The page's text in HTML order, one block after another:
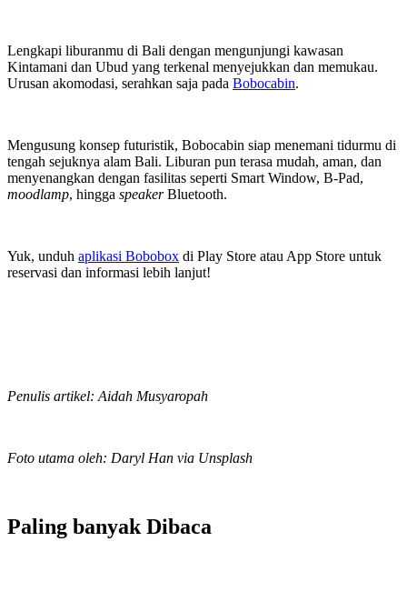
Lengkapi liburanmu di Bali dengan mengunjungi kawasan
Kintamani dan Ubud yang terkenal menyejukkan dan memukau.
Urusan akomodasi, serahkan saja pada Bobocabin.
Mengusung konsep futuristik, Bobocabin siap menemani tidurmu di
tengah sejuknya alam Bali. Liburan pun terasa mudah, aman, dan
menyenangkan dengan fasilitas seperti Smart Window, B-Pad,
moodlamp, hingga speakerBluetooth.
Yuk, unduh aplikasi Bobobox di Play Store atau App Store untuk
reservasi dan informasi lebih lanjut!
Penulis artikel: Aidah Musyaropah
Foto utama oleh: Daryl Han via Unsplash
Paling banyakDibaca